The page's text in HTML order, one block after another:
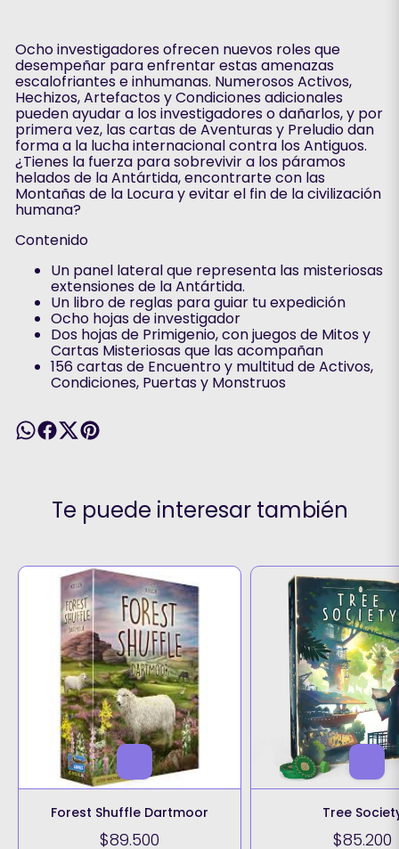
Ocho investigadores ofrecen nuevos roles que
desempeñar para enfrentar estas amenazas
escalofriantes e inhumanas. Numerosos Activos,
Hechizos, Artefactos y Condiciones adicionales
pueden ayudar a los investigadores o dañarlos, y por
primera vez, las cartas de Aventuras y Preludio dan
forma a la lucha internacional contra los Antiguos.
¿Tienes la fuerza para sobrevivir a los páramos
helados de la Antártida, encontrarte con las
Montañas de la Locura y evitar el fin de la civilización
humana?
Contenido
Un panel lateral que representa las misteriosas
extensiones de la Antártida.
Un libro de reglas para guiar tu expedición
Ocho hojas de investigador
Dos hojas de Primigenio, con juegos de Mitos y
Cartas Misteriosas que las acompañan
156 cartas de Encuentro y multitud de Activos,
Condiciones, Puertas y Monstruos
Te puede interesar también
Forest Shuffle Dartmoor
$89.500
Tree
$85.200